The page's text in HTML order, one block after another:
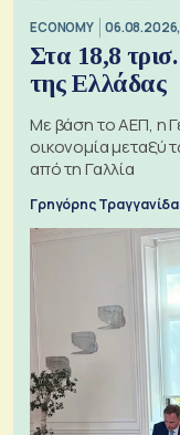
ECONOMY
Στα 18,8
της Ελλάδας
Με βάση το ΑΕΠ, η
οικονομία μεταξύ
από τη Γαλλία
Γρηγόρης